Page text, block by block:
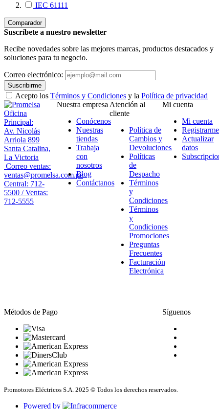
IEC 61111
Comparador
Suscríbete a nuestro newsletter
Recibe novedades sobre las mejores marcas, productos destacados y
soluciones para tu negocio.
Correo electrónico:
Suscribirme
Acepto los Términos y Condiciones y la Política de privacidad
Oficina
Principal:
Av. Nicolás
Arriola 899
Santa Catalina,
La Victoria
Correo ventas:
ventas@promelsa.com.pe
Central: 712-
5500 / Ventas:
712-5555
Nuestra empresa
Conócenos
Nuestras
tiendas
Trabaja
con
nosotros
Blog
Contáctanos
Atención al
cliente
Política de
Cambios y
Devoluciones
Políticas
de
Despacho
Términos
y
Condiciones
Términos
y
Condiciones
Promociones
Preguntas
Frecuentes
Facturación
Electrónica
Mi cuenta
Mi cuenta
Registrarme
Actualizar
datos
Métodos de Pago Síguenos
Promotores Eléctricos S.A. 2025 © Todos los derechos reservados.
Powered by